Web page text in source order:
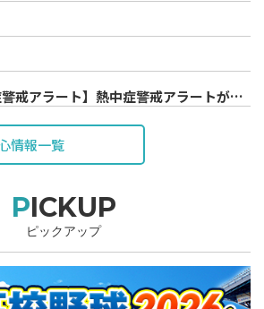
警戒アラート】熱中症警戒アラートが発
情報一覧
PICKUP
ピックアップ